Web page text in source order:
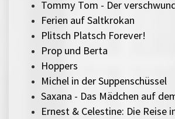
Tommy Tom - Der
Ferien auf Saltkrokan
Plitsch Platsch Forever!
Prop und Berta
Hoppers
Michel in der Suppenschüssel
Saxana - Das Mädchen auf
Ernest & Celestine: Die Reise